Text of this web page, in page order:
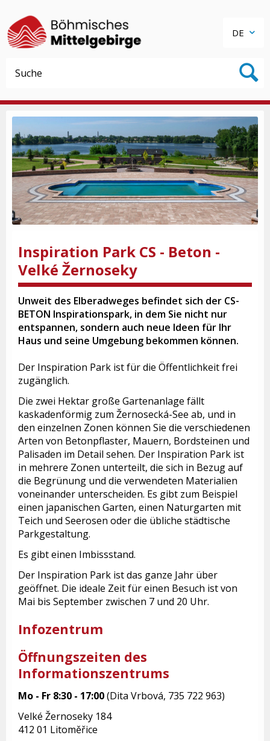
DE
Inspiration Park CS - Beton -
Velké Žernoseky
Unweit des Elberadweges befindet sich der CS-
BETON Inspirationspark, in dem Sie nicht nur
entspannen, sondern auch neue Ideen für Ihr
Haus und seine Umgebung bekommen können.
Der Inspiration Park ist für die Öffentlichkeit frei
zugänglich.
Die zwei Hektar große Gartenanlage fällt
kaskadenförmig zum Žernosecká-See ab, und in
den einzelnen Zonen können Sie die verschiedenen
Arten von Betonpflaster, Mauern, Bordsteinen und
Palisaden im Detail sehen. Der Inspiration Park ist
in mehrere Zonen unterteilt, die sich in Bezug auf
die Begrünung und die verwendeten Materialien
voneinander unterscheiden. Es gibt zum Beispiel
einen japanischen Garten, einen Naturgarten mit
Teich und Seerosen oder die übliche städtische
Parkgestaltung.
Es gibt einen Imbissstand.
Der Inspiration Park ist das ganze Jahr über
geöffnet. Die ideale Zeit für einen Besuch ist von
Mai bis September zwischen 7 und 20 Uhr.
Infozentrum
Öffnungszeiten des
Informationszentrums
Mo - Fr 8:30 - 17:00(Dita Vrbová, 735 722 963)
Velké Žernoseky 184
412 01 Litoměřice